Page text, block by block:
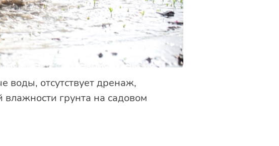
воды, отсутствует дренаж,
грунта на садовом